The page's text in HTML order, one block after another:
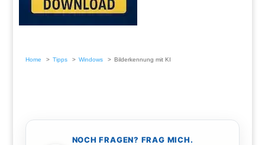
Home Tipps Windows Bilderkennung mit KI
NOCH FRAGEN? FRAG MICH.